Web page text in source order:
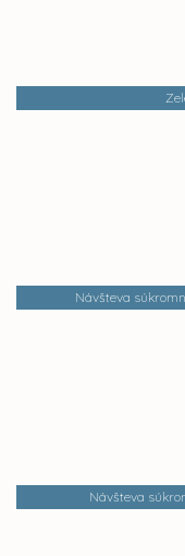
Návšteva
Návšteva